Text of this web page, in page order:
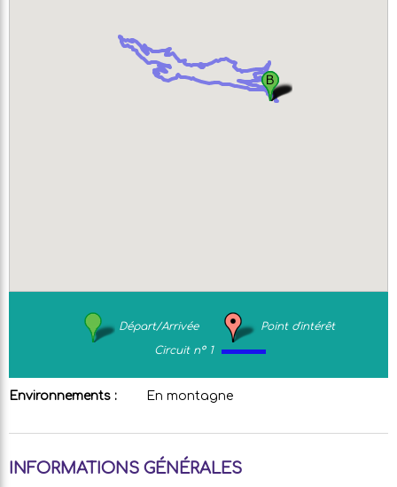
Départ/Arrivée
Point d'intérêt
Circuit n° 1
Environnements : En montagne
INFORMATIONS GÉNÉRALES